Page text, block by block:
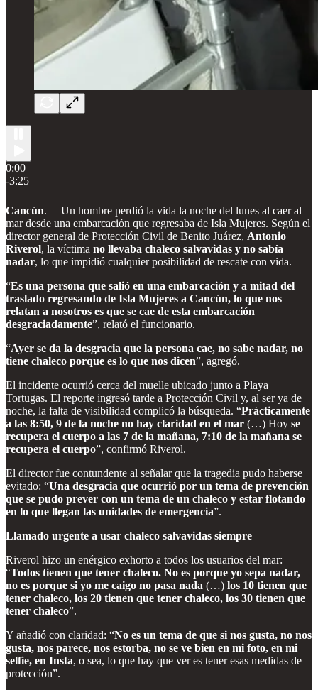
0:00
-3:25
Cancún.— Un hombre perdió la vida la noche del lunes al caer al
mar desde una embarcación que regresaba de Isla Mujeres. Según el
director general de Protección Civil de Benito Juárez, Antonio
Riverol, la víctima no llevaba chaleco salvavidas y no sabía
nadar, lo que impidió cualquier posibilidad de rescate con vida.
“Es una persona que salió en una embarcación y a mitad del
traslado regresando de Isla Mujeres a Cancún, lo que nos
relatan a nosotros es que se cae de esta embarcación
desgraciadamente”, relató el funcionario.
“Ayer se da la desgracia que la persona cae, no sabe nadar, no
tiene chaleco porque es lo que nos dicen”, agregó.
El incidente ocurrió cerca del muelle ubicado junto a Playa
Tortugas. El reporte ingresó tarde a Protección Civil y, al ser ya de
noche, la falta de visibilidad complicó la búsqueda. “Prácticamente
a las 8:50, 9 de la noche no hay claridad en el mar (…) Hoy se
recupera el cuerpo a las 7 de la mañana, 7:10 de la mañana se
recupera el cuerpo”, confirmó Riverol.
El director fue contundente al señalar que la tragedia pudo haberse
evitado: “Una desgracia que ocurrió por un tema de prevención
que se pudo prever con un tema de un chaleco y estar flotando
en lo que llegan las unidades de emergencia”.
Llamado urgente a usar chaleco salvavidas siempre
Riverol hizo un enérgico exhorto a todos los usuarios del mar:
“Todos tienen que tener chaleco. No es porque yo sepa nadar,
no es porque si yo me caigo no pasa nada (…) los 10 tienen que
tener chaleco, los 20 tienen que tener chaleco, los 30 tienen que
tener chaleco”.
Y añadió con claridad: “No es un tema de que si nos gusta, no nos
gusta, nos parece, nos estorba, no se ve bien en mi foto, en mi
selfie, en Insta, o sea, lo que hay que ver es tener esas medidas de
protección”.